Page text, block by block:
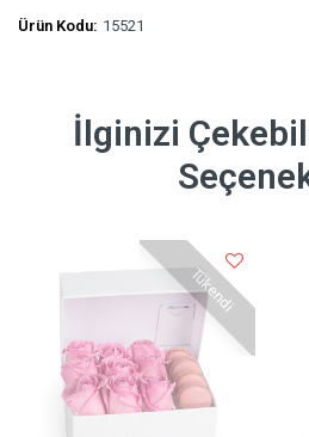
Ürün Kodu: 15521
İlginizi
Tükendi